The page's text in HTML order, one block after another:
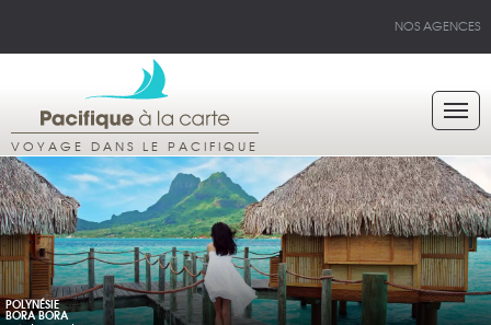
NOS AGENCES
VOYAGE DANS LE PACIFIQUE
POLYNÉSIE
BORA BORA